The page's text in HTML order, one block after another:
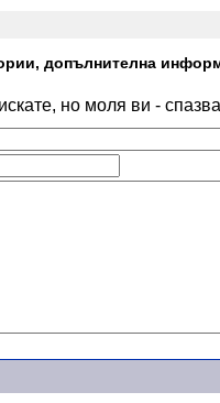
допълнителна
но моля ви -